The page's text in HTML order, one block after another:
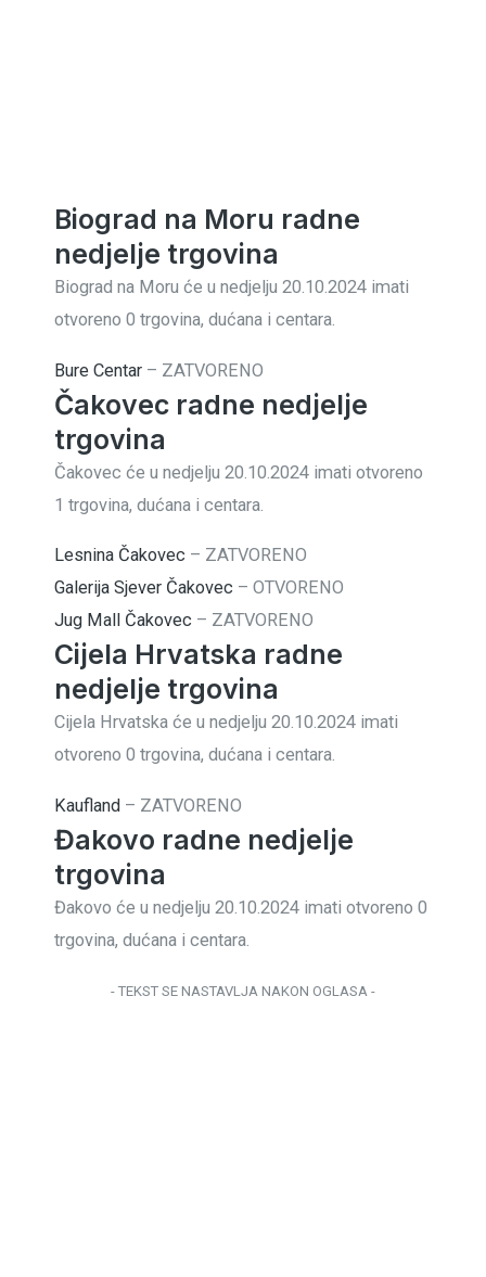
Biograd na Moru radne
nedjelje trgovina
Biograd na Moru će u nedjelju 20.10.2024 imati
otvoreno 0 trgovina, dućana i centara.
Bure Centar – ZATVORENO
Čakovec radne nedjelje
trgovina
Čakovec će u nedjelju 20.10.2024 imati otvoreno
1 trgovina, dućana i centara.
Lesnina Čakovec – ZATVORENO
Galerija Sjever Čakovec – OTVORENO
Jug Mall Čakovec – ZATVORENO
Cijela Hrvatska radne
nedjelje trgovina
Cijela Hrvatska će u nedjelju 20.10.2024 imati
otvoreno 0 trgovina, dućana i centara.
Kaufland – ZATVORENO
Đakovo radne nedjelje
trgovina
Đakovo će u nedjelju 20.10.2024 imati otvoreno 0
trgovina, dućana i centara.
- TEKST SE NASTAVLJA NAKON OGLASA -